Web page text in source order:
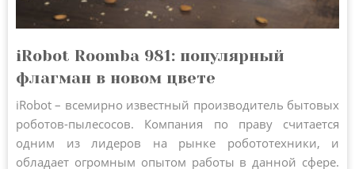
iRobot Roomba 981: популярный
флагман в новом цвете
iRobot – всемирно известный производитель бытовых
роботов-пылесосов. Компания по праву считается
одним из лидеров на рынке робототехники, и
обладает огромным опытом работы в данной сфере.